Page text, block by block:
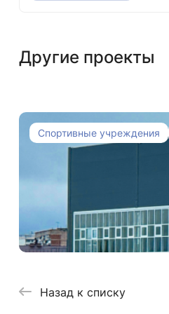
Другие проекты
Спортивные учреждения
Система
Назад к списку